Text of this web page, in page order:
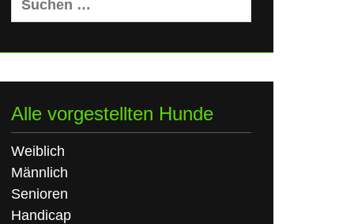
nach:
Alle vorgestellten Hunde
Weiblich
Männlich
Senioren
Handicap